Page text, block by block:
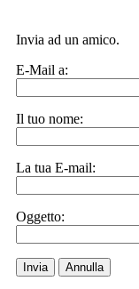
Invia ad un amico.
E-Mail a:
Il tuo nome:
La tua E-mail:
Oggetto:
Invia Annulla